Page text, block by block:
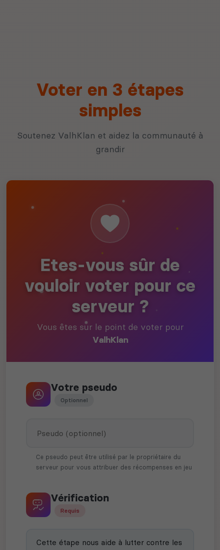
Voter en 3 étapes
simples
Soutenez ValhKlan et aidez la communauté à
grandir
Etes-vous sûr de
vouloir voter pour ce
serveur ?
Vous êtes sur le point de voter pour
ValhKlan
Votre pseudo
Optionnel
Ce pseudo peut être utilisé par le propriétaire du
serveur pour vous attribuer des récompenses en jeu
Vérification
Requis
Cette étape nous aide à lutter contre les